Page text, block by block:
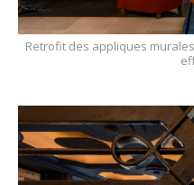
Retrofit des appliques